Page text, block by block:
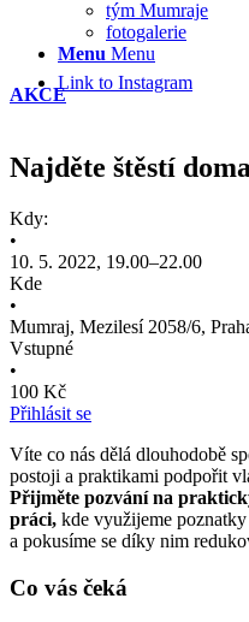
Link to Instagram
tým Mumraje
fotogalerie
Menu Menu
AKCE
Najděte štěstí
Kdy:
•
10. 5. 2022, 19.00–22.00
Kde
•
Mumraj, Mezilesí 2058/6,
Vstupné
•
100 Kč
Přihlásit se
Víte co nás dělá dlouhodobě
postoji a praktikami podpořit
Přijměte pozvání na
práci, kde využijeme
a pokusíme se díky nim
Co vás čeká